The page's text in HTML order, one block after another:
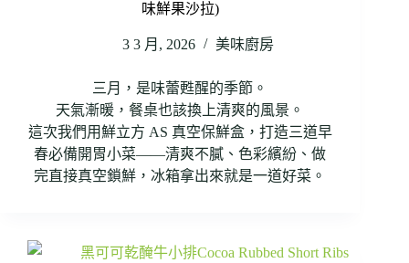
味鮮果沙拉)
3 3 月, 2026 美味廚房
三月，是味蕾甦醒的季節。
天氣漸暖，餐桌也該換上清爽的風景。
這次我們用鮮立方 AS 真空保鮮盒，打造三道早
春必備開胃小菜——清爽不膩、色彩繽紛、做
完直接真空鎖鮮，冰箱拿出來就是一道好菜。